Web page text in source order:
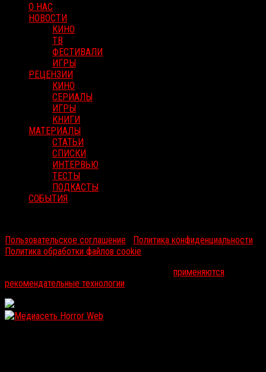
О НАС
НОВОСТИ
КИНО
ТВ
ФЕСТИВАЛИ
ИГРЫ
РЕЦЕНЗИИ
КИНО
СЕРИАЛЫ
ИГРЫ
КНИГИ
МАТЕРИАЛЫ
СТАТЬИ
СПИСКИ
ИНТЕРВЬЮ
ТЕСТЫ
ПОДКАСТЫ
СОБЫТИЯ
Пользовательское соглашение
Политика конфиденциальности
Политика обработки файлов cookie
применяются
рекомендательные технологии